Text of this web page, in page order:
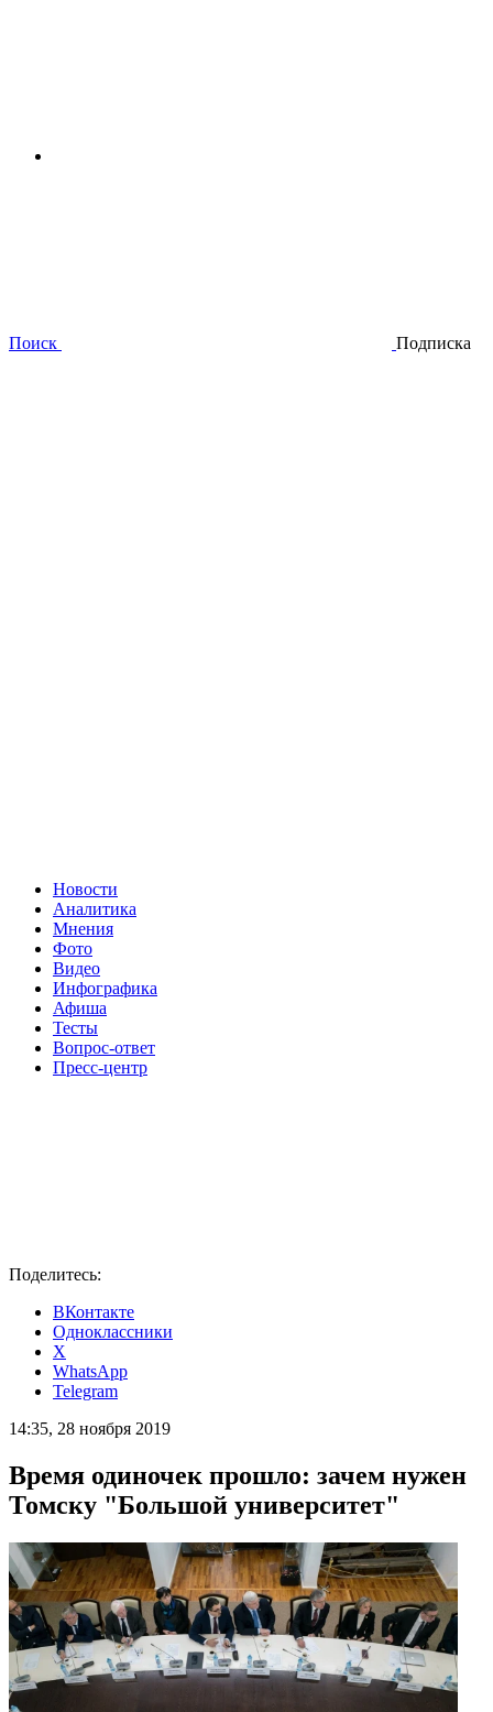
Поиск Подписка
Новости
Аналитика
Мнения
Фото
Видео
Инфографика
Афиша
Тесты
Вопрос-ответ
Пресс-центр
Поделитесь:
ВКонтакте
Одноклассники
X
WhatsApp
Telegram
14:35, 28 ноября 2019
Время одиночек прошло: зачем нужен
Томску "Большой университет"